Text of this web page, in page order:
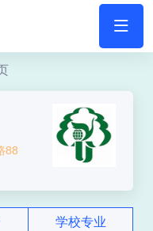
88
学校专业